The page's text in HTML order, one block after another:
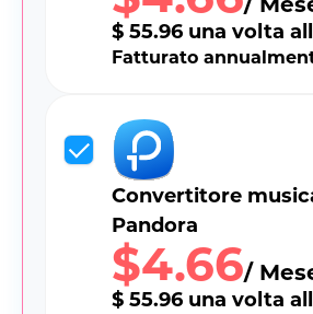
$ 55.96 una volta
Fatturato
Convertitore
Pandora
$4.66/
$ 55.96 una volta